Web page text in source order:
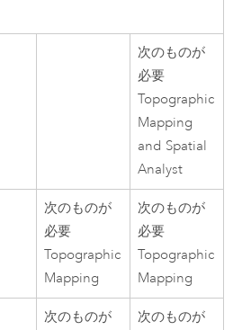
次のものが
必要
Topographic
Mapping
and Spatial
Analyst
次のものが
必要
Topographic
Mapping
次のものが
必要
Topographic
Mapping
次のものが
次のものが